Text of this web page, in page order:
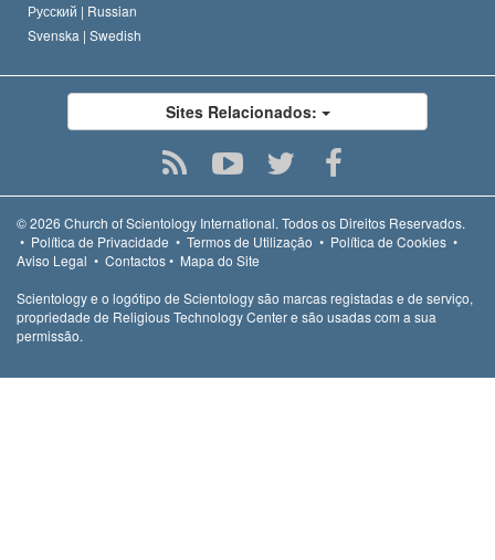
Русский | Russian
Svenska | Swedish
Sites Relacionados:
© 2026 Church of Scientology International. Todos os Direitos Reservados.
• Política de Privacidade • Termos de Utilização • Política de Cookies •
Aviso Legal • Contactos• Mapa do Site
Scientology e o logótipo de Scientology são marcas registadas e de serviço,
propriedade de Religious Technology Center e são usadas com a sua
permissão.